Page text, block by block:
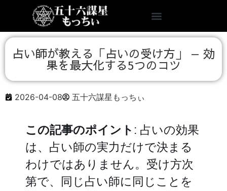
占い師が教える「占いの受け方」 — 効
果を最大化する5つのコツ
2026-04-08 五十六謀星もっちぃ
この記事のポイント : 占いの効果
は、占い師の実力だけで決まる
わけではありません。受け方次
第で、同じ占い師に同じことを